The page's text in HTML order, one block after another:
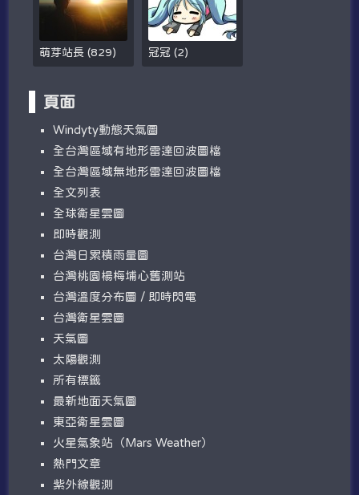
萌芽站長(829) 冠冠(2)
頁面
W​​indyty動態天氣圖
全台灣區域有地形雷達回波圖檔
全台灣區域無地形雷達回波圖檔
全文列表
全球衛星雲圖
即時觀測
台灣日累積雨量圖
台灣桃園楊梅埔心舊測站
台灣溫度分布圖 / 即時閃電
台灣衛星雲圖
天氣圖
太陽觀測
所有標籤
最新地面天氣圖
東亞衛星雲圖
火星氣象站（Mars Weather）
熱門文章
紫外線觀測